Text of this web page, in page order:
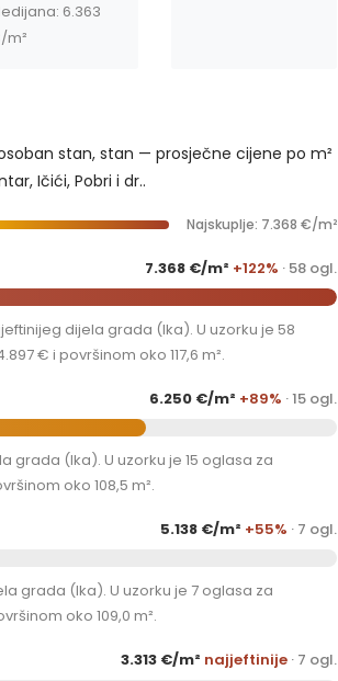
6.363
stan, stan — prosječne cijene po m²
Ičići, Pobri i dr..
Najskuplje: 7.368 €/m²
7.368 €/m² +122% · 58 ogl.
dijela grada (Ika). U uzorku je 58
€ i površinom oko 117,6 m².
6.250 €/m² +89% · 15 ogl.
grada (Ika). U uzorku je 15 oglasa za
oko 108,5 m².
5.138 €/m² +55% · 7 ogl.
grada (Ika). U uzorku je 7 oglasa za
oko 109,0 m².
3.313 €/m² najjeftinije · 7 ogl.